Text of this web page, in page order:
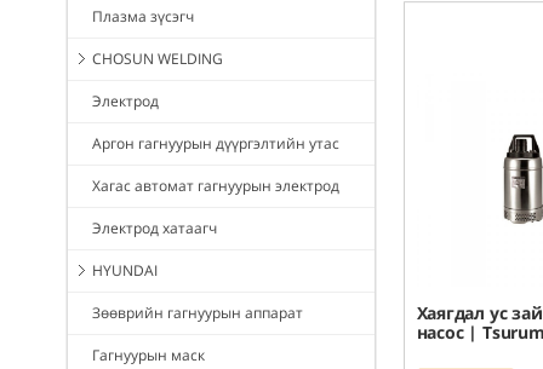
Плазма зүсэгч
CHOSUN WELDING
Электрод
Аргон гагнуурын дүүргэлтийн утас
Хагас автомат гагнуурын электрод
Электрод хатаагч
HYUNDAI
Зөөврийн гагнуурын аппарат
Гагнуурын маск
Хаягдал ус
насос |